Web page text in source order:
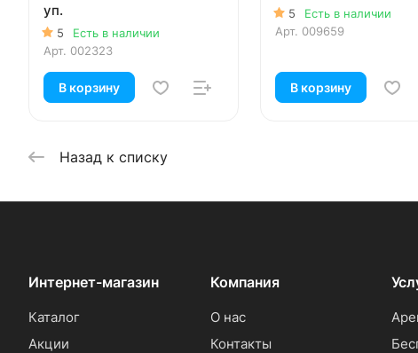
уп.
5
Есть в наличии
Арт. 002323
В корзину
5
Есть в наличии
Арт. 009659
В корзину
Назад к списку
Интернет-магазин
Каталог
Акции
Компания
О нас
Контакты